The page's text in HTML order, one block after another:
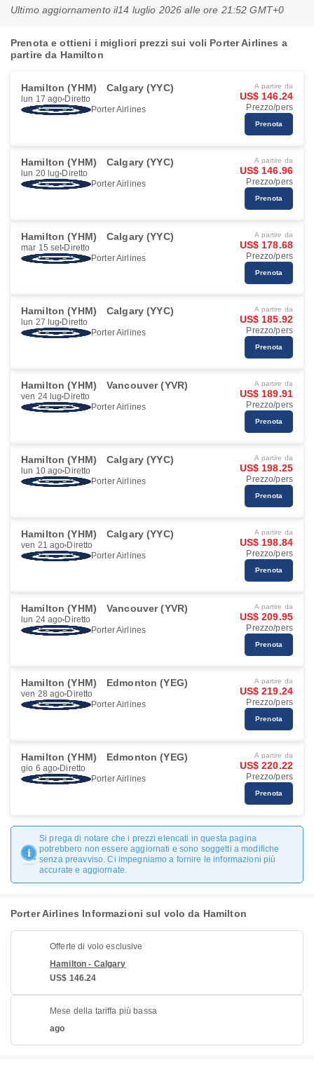
Ultimo aggiornamento il14 luglio 2026 alle ore 21:52 GMT+0
Prenota e ottieni i migliori prezzi sui voli Porter Airlines a
partire da Hamilton
Hamilton (YHM) Calgary (YYC)
lun 17 ago Diretto
Porter Airlines
A partire da
US$ 146.24
Prezzo/pers
Prenota
Hamilton (YHM) Calgary (YYC)
lun 20 lug Diretto
Porter Airlines
A partire da
US$ 146.96
Prezzo/pers
Prenota
Hamilton (YHM) Calgary (YYC)
mar 15 set Diretto
Porter Airlines
A partire da
US$ 178.68
Prezzo/pers
Prenota
Hamilton (YHM) Calgary (YYC)
lun 27 lug Diretto
Porter Airlines
A partire da
US$ 185.92
Prezzo/pers
Prenota
Hamilton (YHM) Vancouver (YVR)
ven 24 lug Diretto
Porter Airlines
A partire da
US$ 189.91
Prezzo/pers
Prenota
Hamilton (YHM) Calgary (YYC)
lun 10 ago Diretto
Porter Airlines
A partire da
US$ 198.25
Prezzo/pers
Prenota
Hamilton (YHM) Calgary (YYC)
ven 21 ago Diretto
Porter Airlines
A partire da
US$ 198.84
Prezzo/pers
Prenota
Hamilton (YHM) Vancouver (YVR)
lun 24 ago Diretto
Porter Airlines
A partire da
US$ 209.95
Prezzo/pers
Prenota
Hamilton (YHM) Edmonton (YEG)
ven 28 ago Diretto
Porter Airlines
A partire da
US$ 219.24
Prezzo/pers
Prenota
Hamilton (YHM) Edmonton (YEG)
gio 6 ago Diretto
Porter Airlines
A partire da
US$ 220.22
Prezzo/pers
Prenota
Si prega di notare che i prezzi elencati in questa pagina
potrebbero non essere aggiornati e sono soggetti a modifiche
senza preavviso. Ci impegniamo a fornire le informazioni più
accurate e aggiornate.
Porter Airlines Informazioni sul volo da Hamilton
Offerte di volo esclusive
Hamilton - Calgary
US$ 146.24
Mese della tariffa più bassa
ago